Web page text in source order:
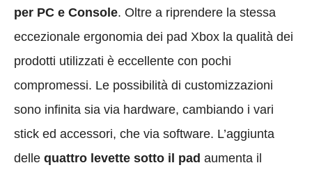
per PC e Console. Oltre a riprendere la stessa
eccezionale ergonomia dei pad Xbox la qualità dei
prodotti utilizzati è eccellente con pochi
compromessi. Le possibilità di customizzazioni
sono infinita sia via hardware, cambiando i vari
stick ed accessori, che via software. L’aggiunta
delle quattro levette sotto il pad aumenta il